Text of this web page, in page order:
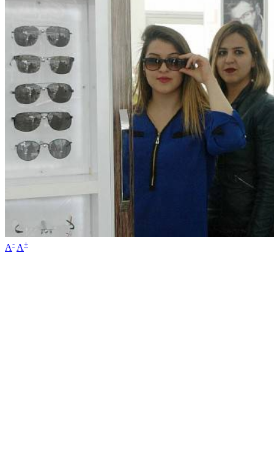
A- A+